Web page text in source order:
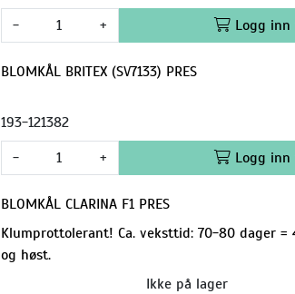
- + Logg
BLOMKÅL BRITEX (SV7133) PRES
193-121382
- + Logg
BLOMKÅL CLARINA F1 PRES
Klumprottolerant! Ca. veksttid: 70-80 dager
og høst.
Ikke på lager